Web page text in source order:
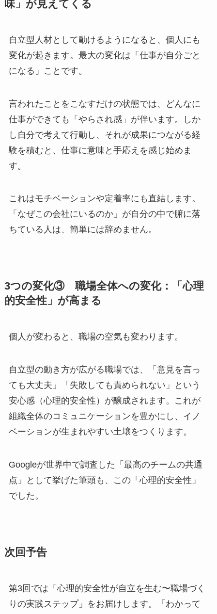
味」が見えてくる
自立型人材として動けるようになると、個人にも
変化が起きます。最大の変化は「仕事が自分ごと
になる」ことです。
言われたことをこなすだけの状態では、どんなに
仕事ができても「やらされ感」が伴います。しか
し自分で考えて行動し、それが成果につながる経
験を積むと、仕事に意味と手応えを感じ始めま
す。
これはモチベーションや定着率にも直結します。
「なぜこの会社にいるのか」が自分の中で腑に落
ちている人は、簡単には辞めません。
3つの変化③ 職場全体への変化：「心理
的安全性」が高まる
個人が変わると、職場の空気も変わります。
自立型の動き方が広がる職場では、「意見を言っ
ても大丈夫」「失敗しても責められない」という
安心感（心理的安全性）が醸成されます。これが
組織全体のコミュニケーションを豊かにし、イノ
ベーションが生まれやすい土壌をつくります。
Googleが世界中で調査した「最高のチームの共通
点」として挙げた筆頭も、この「心理的安全性」
でした。
次回予告
第3回では「心理的安全性が自立を生む〜職場づく
りの実践ステップ」をお届けします。「わかって